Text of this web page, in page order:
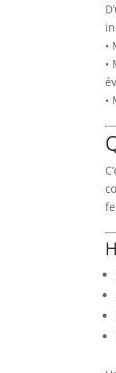
•
•
•